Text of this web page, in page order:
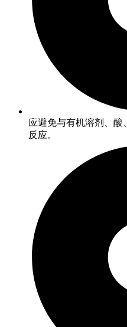
应避免与有机溶剂、酸
反应。